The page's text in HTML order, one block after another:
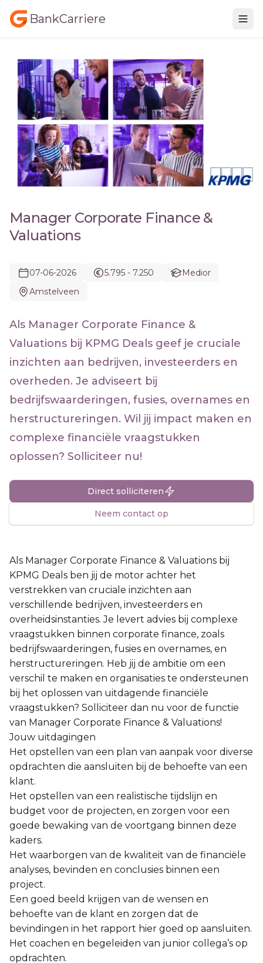
BankCarriere
Manager Corporate Finance &
Valuations
07-06-2026 5.795 - 7.250
Medior
Amstelveen
Als Manager Corporate Finance &
Valuations bij KPMG Deals geef je cruciale
inzichten aan bedrijven, investeerders en
overheden. Je adviseert bij
bedrijfswaarderingen, fusies, overnames en
herstructureringen. Wil jij impact maken en
complexe financiële vraagstukken
oplossen? Solliciteer nu!
Direct solliciteren
Neem contact op
Als Manager Corporate Finance & Valuations bij
KPMG Deals ben jij de motor achter het
verstrekken van cruciale inzichten aan
verschillende bedrijven, investeerders en
overheidsinstanties. Je levert advies bij complexe
vraagstukken binnen corporate finance, zoals
bedrijfswaarderingen, fusies en overnames, en
herstructureringen. Heb jij de ambitie om een
verschil te maken en organisaties te ondersteunen
bij het oplossen van uitdagende financiële
vraagstukken? Solliciteer dan nu voor de functie
van Manager Corporate Finance & Valuations!
Jouw uitdagingen
Het opstellen van een plan van aanpak voor diverse
opdrachten die aansluiten bij de behoefte van een
klant.
Het opstellen van een realistische tijdslijn en
budget voor de projecten, en zorgen voor een
goede bewaking van de voortgang binnen deze
kaders.
Het waarborgen van de kwaliteit van de financiële
analyses, bevinden en conclusies binnen een
project.
Een goed beeld krijgen van de wensen en
behoefte van de klant en zorgen dat de
bevindingen in het rapport hier goed op aansluiten.
Het coachen en begeleiden van junior collega’s op
opdrachten.